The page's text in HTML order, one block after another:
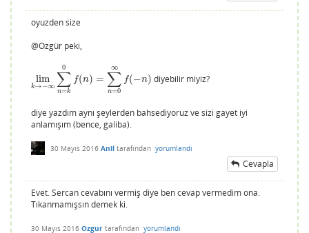
oyuzden size
@Ozgür peki,
lim
k→−∞ ∑
n=k
0
f(n) = ∑
n=0
∞
f(−n)
limk→ −∞ ∑ n=k0f n)= ∑n = 0∞f(−n) diyebilir miyiz?
diye yazdım aynı şeylerden bahsediyoruz ve sizi gayet iyi
anlamışım (bence, galiba).
30 Mayıs 2016 Anil tarafından yorumlandı
Cevapla
Evet. Sercan cevabını vermiş diye ben cevap vermedim ona.
Tıkanmamışsın demek ki.
30 Mayıs 2016 Ozgur tarafından yorumlandı